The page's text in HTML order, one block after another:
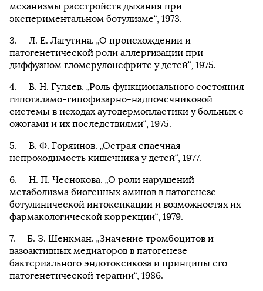
механизмы расстройств дыхания при
экспериментальном ботулизме“, 1973.
Л. Е. Лагутина. „О происхождении и
патогенетической роли аллергизации при
диффузном гломерулонефрите у детей“, 1975.
В. Н. Гуляев. „Роль функционального состояния
гипоталамо-гипофизарно-надпочечниковой
системы в исходах аутодермопластики у больных с
ожогами и их последствиями“, 1975.
В. Ф. Горяинов. „Острая спаечная
непроходимость кишечника у детей“, 1977.
Н. П. Чеснокова. „О роли нарушений
метаболизма биогенных аминов в патогенезе
ботулинической интоксикации и возможностях их
фармакологической коррекции“, 1979.
Б. З. Шенкман. „Значение тромбоцитов и
вазоактивных медиаторов в патогенезе
бактериального эндотоксикоза и принципы его
патогенетической терапии“, 1986.